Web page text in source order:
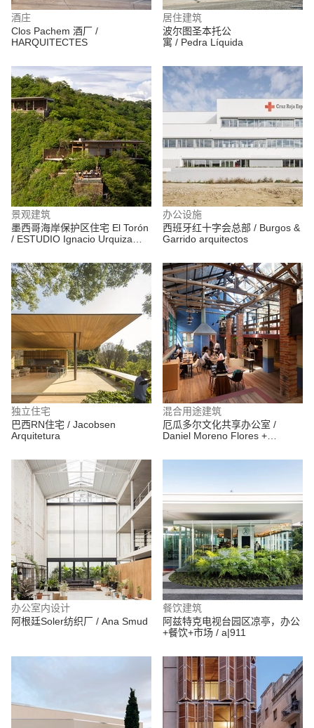
酒庄
Clos Pachem 酒厂 /
HARQUITECTES
居住建筑
波尔图圣本托公
寓 / Pedra Líquida
景观建筑
墨西哥海岸保护区住宅 El Torón
/ ESTUDIO Ignacio Urquiza
办公设施
西班牙红十字会总部 / Burgos &
Garrido arquitectos
独立住宅
巴西RN住宅 / Jacobsen
Arquitetura
混合用途建筑
厄瓜多尔文化共享办公室 /
Daniel Moreno Flores +
办公室内设计
阿根廷Soler纺织厂 / Ana Smud
餐饮建筑
阿兹特克电视台园区凉亭，办公
+餐饮+市场 / a|911